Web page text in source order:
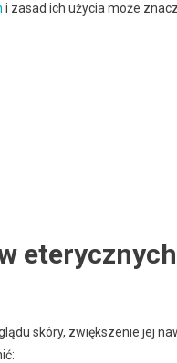
i zasad ich użycia może
skóry, zwiększenie jej